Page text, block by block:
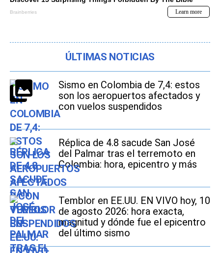
ÚLTIMAS NOTICIAS
Sismo en Colombia de 7,4: estos
son los aeropuertos afectados y
con vuelos suspendidos
Réplica de 4.8 sacude San José
del Palmar tras el terremoto en
Colombia: hora, epicentro y más
Temblor en EE.UU. EN VIVO hoy, 10
de agosto 2026: hora exacta,
magnitud y dónde fue el epicentro
del último sismo